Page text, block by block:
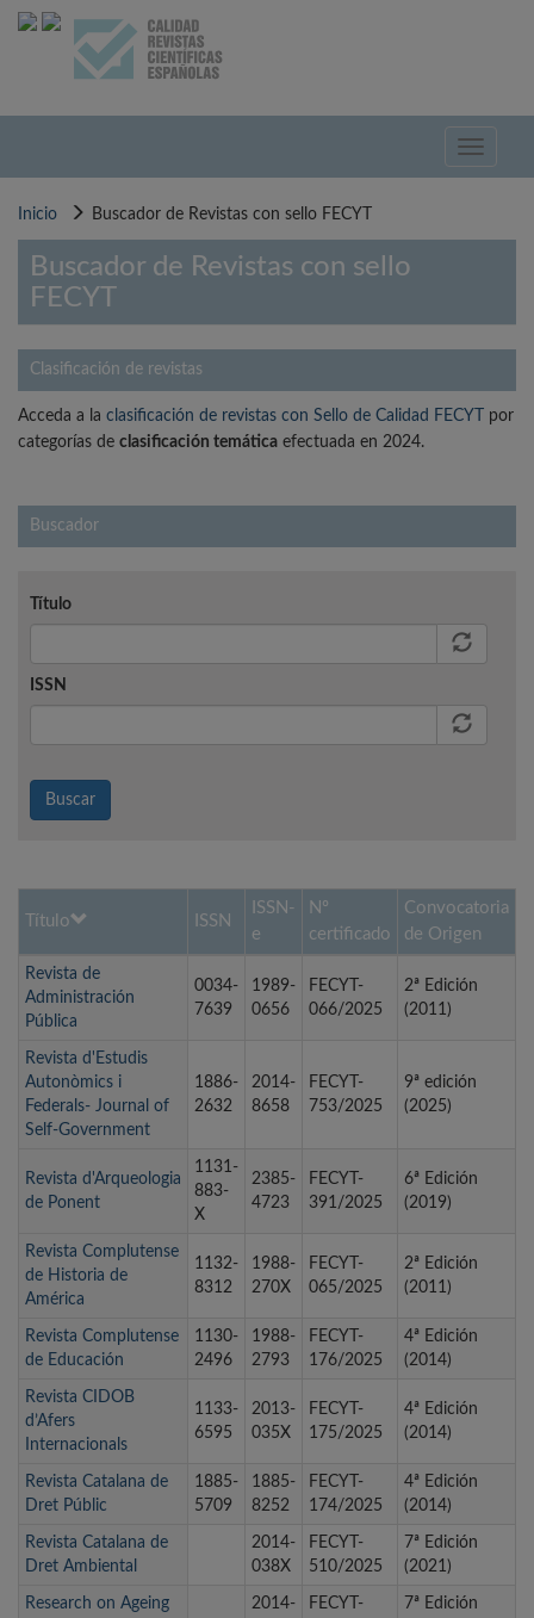
Pasar
Toggle
Inicio Buscador de Revistas con sello FECYT
Buscador de Revistas con sello
FECYT
Clasificación de revistas
Acceda a la clasificación de revistas con Sello de Calidad FECYT
por
categorías de clasificación temática efectuada en 2024.
Buscador
Título
ISSN
Buscar
Título ISSN
ISSN-
e
Nº
certificado
Convocatoria
de Origen
Revista de
Administración
Pública
0034-
7639
1989-
0656
FECYT-
066/2025
2ª Edición
(2011)
Revista d'Estudis
Autonòmics i
Federals- Journal of
Self-Government
1886-
2632
2014-
8658
FECYT-
753/2025
9ª edición
(2025)
Revista d'Arqueologia
de Ponent
1131-
883-
X
2385-
4723
FECYT-
391/2025
6ª Edición
(2019)
Revista Complutense
de Historia de
América
1132-
8312
1988-
270X
FECYT-
065/2025
2ª Edición
(2011)
Revista Complutense
de Educación
1130-
2496
1988-
2793
FECYT-
176/2025
4ª Edición
(2014)
Revista CIDOB
d’Afers
Internacionals
1133-
6595
2013-
035X
FECYT-
175/2025
4ª Edición
(2014)
Revista Catalana de
Dret Públic
1885-
5709
1885-
8252
FECYT-
174/2025
4ª Edición
(2014)
Revista Catalana de
Dret Ambiental
2014-
038X
FECYT-
510/2025
7ª Edición
(2021)
Research on Ageing
2014-
FECYT-
7ª Edición